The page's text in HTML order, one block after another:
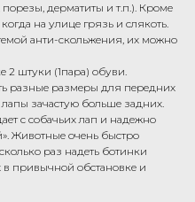
дерматиты и т.п.). Кроме
на улице грязь и слякоть.
анти-скольжения, их можно
штуки (1пара) обуви.
разные размеры для передних
зачастую больше задних.
с собачьих лап и надежно
Животные очень быстро
раз надеть ботинки
в привычной обстановке и